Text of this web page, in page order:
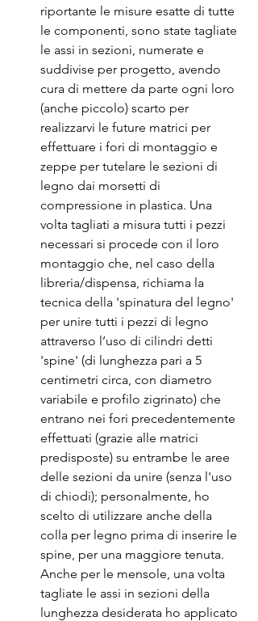
riportante le misure esatte di tutte
le componenti, sono state tagliate
le assi in sezioni, numerate e
suddivise per progetto, avendo
cura di mettere da parte ogni loro
(anche piccolo) scarto per
realizzarvi le future matrici per
effettuare i fori di montaggio e
zeppe per tutelare le sezioni di
legno dai morsetti di
compressione in plastica. Una
volta tagliati a misura tutti i pezzi
necessari si procede con il loro
montaggio che, nel caso della
libreria/dispensa, richiama la
tecnica della 'spinatura del legno'
per unire tutti i pezzi di legno
attraverso l’uso di cilindri detti
'spine' (di lunghezza pari a 5
centimetri circa, con diametro
variabile e profilo zigrinato) che
entrano nei fori precedentemente
effettuati (grazie alle matrici
predisposte) su entrambe le aree
delle sezioni da unire (senza l'uso
di chiodi); personalmente, ho
scelto di utilizzare anche della
colla per legno prima di inserire le
spine, per una maggiore tenuta.
Anche per le mensole, una volta
tagliate le assi in sezioni della
lunghezza desiderata ho applicato